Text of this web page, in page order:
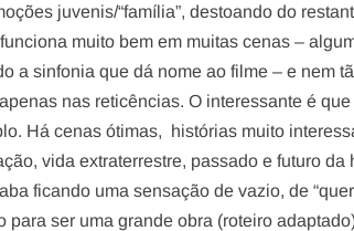
juvenis/“família”, destoando do
muito bem em muitas cenas –
a sinfonia que dá nome ao filme – e nem
nas reticências. O interessante é
Há cenas ótimas, histórias muito
vida extraterrestre, passado e futuro
ficando uma sensação de vazio, de
para ser uma grande obra (roteiro